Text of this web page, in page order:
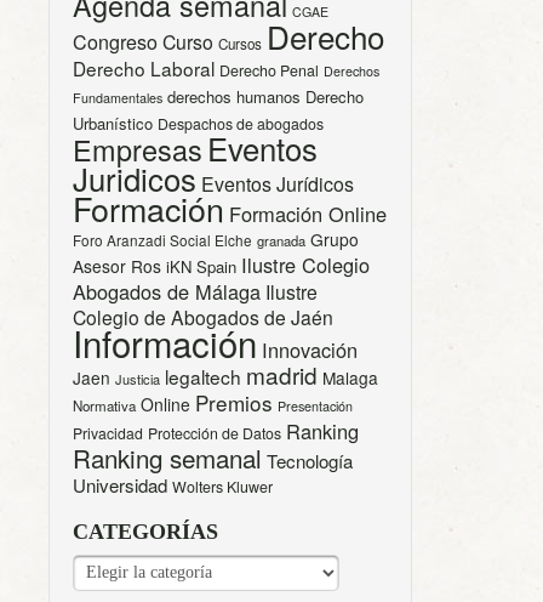
CGAE
CongresoCurso Cursos Derecho
Derecho Laboral Derecho Penal Derechos
Fundamentales derechos humanos Derecho
Urbanístico Despachos de abogados
Empresas Eventos
Juridicos Eventos Jurídicos
Formación Formación Online
Foro Aranzadi Social Elche granada Grupo
Asesor Ros iKN Spain Ilustre Colegio
Abogados de Málaga Ilustre
Colegio de Abogados de Jaén
Información Innovación
Jaen Justicia legaltech madrid Malaga
Normativa Online Premios Presentación
Privacidad Protección de Datos Ranking
Ranking semanal Tecnología
Universidad Wolters Kluwer
CATEGORÍAS
CATEGORÍAS